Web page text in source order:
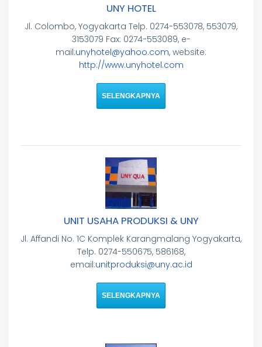
UNY HOTEL
Jl. Colombo, Yogyakarta Telp. 0274-553078, 553079,
3153079 Fax: 0274-553089, e-
mail:unyhotel@yahoo.com, website:
http://www.unyhotel.com
SELENGKAPNYA
UNIT USAHA PRODUKSI & UNY
Jl. Affandi No. 1C Komplek Karangmalang Yogyakarta,
Telp. 0274-550675, 586168,
email:unitproduksi@uny.ac.id
SELENGKAPNYA